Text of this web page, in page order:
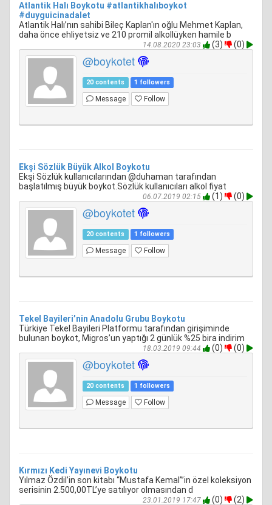
Atlantik Halı Boykotu #atlantikhalıboykot
#duyguicinadalet
Atlantik Halı’nın sahibi Bileç Kaplan'ın oğlu Mehmet Kaplan,
daha önce ehliyetsiz ve 210 promil alkollüyken hamile b
14.08.2020 23:03 (3) (0)
@boykotet
20 contents 1 followers
Message Follow
Ekşi Sözlük Büyük Alkol Boykotu
Ekşi Sözlük kullanıcılarından @duhaman tarafından
başlatılmış büyük boykot.Sözlük kullanıcıları alkol fiyat
06.07.2019 02:15 (1) (0)
@boykotet
20 contents 1 followers
Message Follow
Tekel Bayileri’nin Anadolu Grubu Boykotu
Türkiye Tekel Bayileri Platformu tarafından girişiminde
bulunan boykot, Migros’un yaptığı 2 günlük %25 bira indirim
18.03.2019 09:44 (0) (0)
@boykotet
20 contents 1 followers
Message Follow
Kırmızı Kedi Yayınevi Boykotu
Yılmaz Özdil’in son kitabı “Mustafa Kemal”’in özel koleksiyon
serisinin 2.500,00TL’ye satılıyor olmasından d
23.01.2019 17:47 (0) (2)